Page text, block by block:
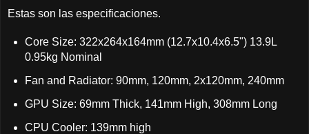
Estas son las especificaciones.
Core Size: 322x264x164mm (12.7x10.4x6.5") 13.9L
0.95kg Nominal
Fan and Radiator: 90mm, 120mm, 2x120mm, 240mm
GPU Size: 69mm Thick, 141mm High, 308mm Long
CPU Cooler: 139mm high